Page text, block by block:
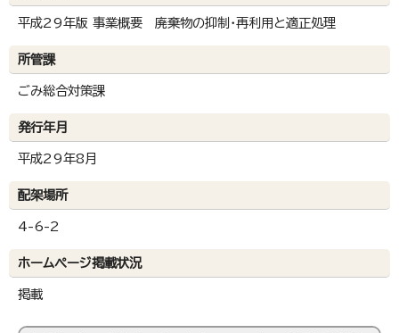
平成29年版 事業概要 廃棄物の抑制・再利用と適正処理
所管課
ごみ総合対策課
発行年月
平成29年8月
配架場所
4-6-2
ホームページ掲載状況
掲載